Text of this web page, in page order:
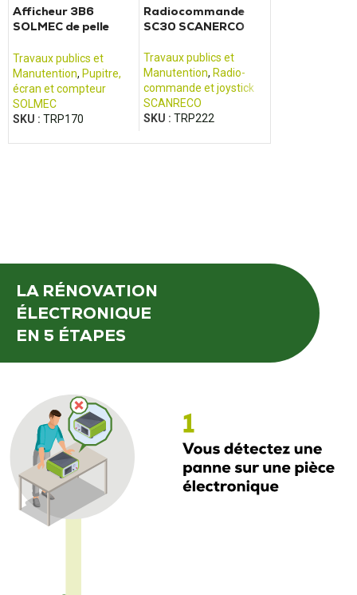
Afficheur 3B6
SOLMEC de pelle
Travaux publics et
Manutention, Pupitre,
écran et compteur
SOLMEC
SKU : TRP170
Radiocommande
SC30 SCANERCO
Travaux publics et
Manutention, Radio-
commande et joystick
SCANRECO
SKU : TRP222
LA RÉNOVATION
ÉLECTRONIQUE
EN 5 ÉTAPES